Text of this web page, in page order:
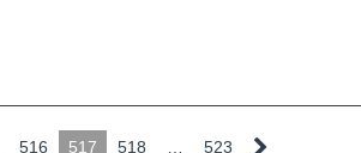
516 517 518 … 523